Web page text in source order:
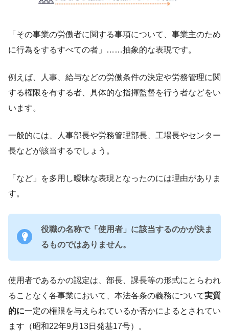
「その事業の労働者に関する事項について、事業主のため
に行為をするすべての者」……抽象的な表現です。
例えば、人事、給与などの労働条件の決定や労務管理に関
する権限を有する者、具体的な指揮監督を行う者などをい
います。
一般的には、人事部長や労務管理部長、工場長やセンター
長などが該当するでしょう。
「など」を多用し曖昧な表現となったのには理由がありま
す。
役職の名称で「使用者」に該当するのかが決ま
るものではありません。
使用者であるかの認定は、部長、課長等の形式にとらわれ
ることなく各事業において、本法各条の義務について実質
的に一定の権限を与えられているか否かによるとされてい
ます（昭和22年9月13日発基17号）。